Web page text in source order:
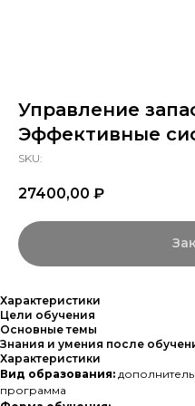
Управление
Эффективные
SKU:
27400,00 ₽
Характеристики
Цели обучения
Основные темы
Знания и умения после
Характеристики
Вид образования:
программа